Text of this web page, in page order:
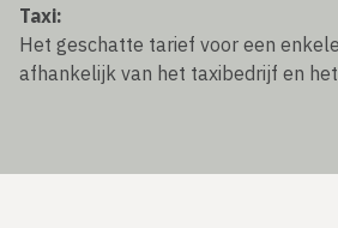
Taxi:
Het geschatte tarief voor een
afhankelijk van het taxibedrijf en